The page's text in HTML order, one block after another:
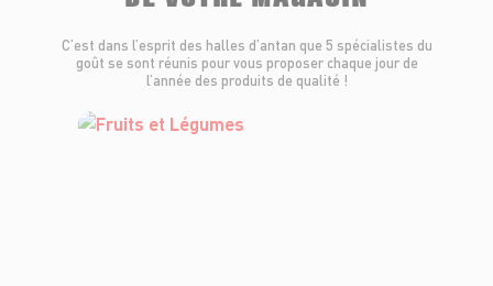
C’est dans l’esprit des halles d’antan que 5 spécialistes du
goût se sont réunis pour vous proposer chaque jour de
l’année des produits de qualité !